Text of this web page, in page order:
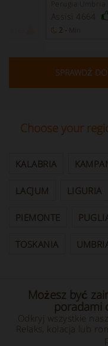
Perugia Umbria
Assisi 4664
2 - Min
SPRAWDŹ
Choose your
KALABRIA
LACJUM LIGURIA
PIEMONTE
TOSKANIA
Możesz być
poradami
Odkryj wszystkie
Relaks, kolacja lub